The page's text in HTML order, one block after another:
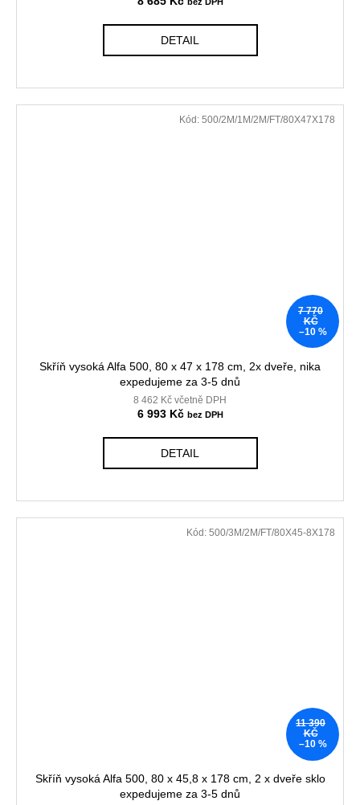
DETAIL
7 770
KČ
–10 %
Skříň vysoká Alfa 500, 80 x 47 x 178 cm, 2x dveře, nika
expedujeme za 3-5 dnů
8 462 Kč včetně DPH
6 993 Kč
DETAIL
Kód: 500/2M/1M/2M/FT/80X47X178
11 390
KČ
–10 %
Skříň vysoká Alfa 500, 80 x 45,8 x 178 cm, 2 x dveře sklo
expedujeme za 3-5 dnů
Kód: 500/3M/2M/FT/80X45-8X178